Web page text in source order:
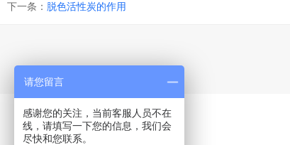
下一条： 脱色活性炭的作用
请您留言
感谢您的关注，当前客服人员不在
线，请填写一下您的信息，我们会
尽快和您联系。